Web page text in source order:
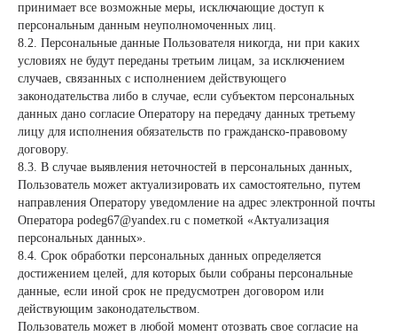
принимает все возможные меры, исключающие доступ к
персональным данным неуполномоченных лиц.
8.2. Персональные данные Пользователя никогда, ни при каких
условиях не будут переданы третьим лицам, за исключением
случаев, связанных с исполнением действующего
законодательства либо в случае, если субъектом персональных
данных дано согласие Оператору на передачу данных третьему
лицу для исполнения обязательств по гражданско-правовому
договору.
8.3. В случае выявления неточностей в персональных данных,
Пользователь может актуализировать их самостоятельно, путем
направления Оператору уведомление на адрес электронной почты
Оператора podeg67@yandex.ru с пометкой «Актуализация
персональных данных».
8.4. Срок обработки персональных данных определяется
достижением целей, для которых были собраны персональные
данные, если иной срок не предусмотрен договором или
действующим законодательством.
Пользователь может в любой момент отозвать свое согласие на